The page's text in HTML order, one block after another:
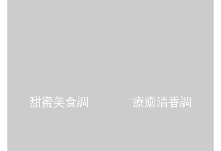
甜蜜美食調 療癒清香調